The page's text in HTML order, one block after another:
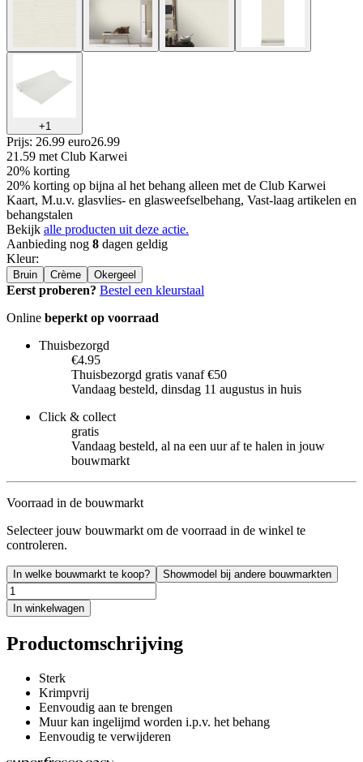
+1
Prijs: 26.99 euro26.99
21.59 met Club Karwei
20% korting
20% korting op bijna al het behang alleen met de Club Karwei
Kaart, M.u.v. glasvlies- en glasweefselbehang, Vast-laag artikelen en
behangstalen
Bekijk alle producten uit deze actie.
Aanbieding nog 8 dagen geldig
Kleur:
Bruin Crème Okergeel
Eerst proberen? Bestel een kleurstaal
Online beperkt op voorraad
Thuisbezorgd
€4.95
Thuisbezorgd gratis vanaf €50
Vandaag besteld, dinsdag 11 augustus in huis
Click & collect
gratis
Vandaag besteld, al na een uur af te halen in jouw
bouwmarkt
Voorraad in de bouwmarkt
Selecteer jouw bouwmarkt om de voorraad in de winkel te
controleren.
In welke bouwmarkt te koop? Showmodel bij andere bouwmarkten
In winkelwagen
Productomschrijving
Sterk
Krimpvrij
Eenvoudig aan te brengen
Muur kan ingelijmd worden i.p.v. het behang
Eenvoudig te verwijderen